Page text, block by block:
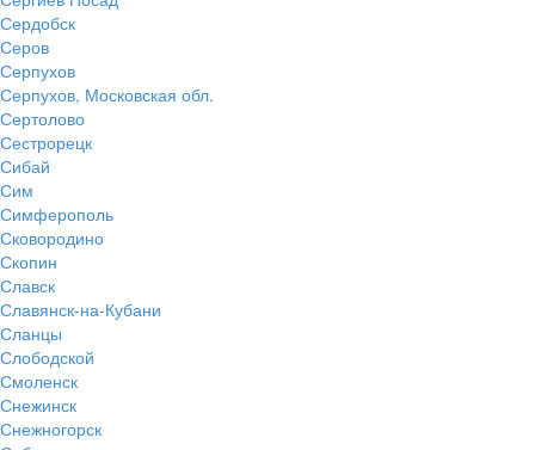
Сердобск
Серов
Серпухов
Серпухов, Московская обл.
Сертолово
Сестрорецк
Сибай
Сим
Симферополь
Сковородино
Скопин
Славск
Славянск-на-Кубани
Сланцы
Слободской
Смоленск
Снежинск
Снежногорск